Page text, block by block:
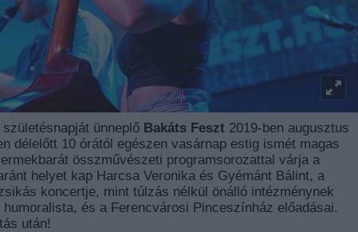
ünneplő Bakáts Feszt 2019-ben augusztus
délelőtt 10 órától egészen vasárnap estig ismét magas
összművészeti programsorozattal várja a
helyet kap Harcsa Veronika és Gyémánt Bálint, a
koncertje, mint túlzás nélkül önálló intézménynek
és a Ferencvárosi Pinceszínház előadásai.
után!